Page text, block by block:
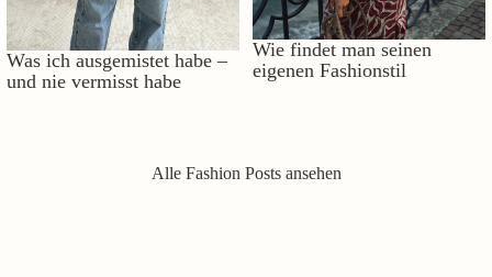
Was ich ausgemistet habe –
und nie vermisst habe
Wie findet man seinen
eigenen Fashionstil
Alle Fashion Posts ansehen